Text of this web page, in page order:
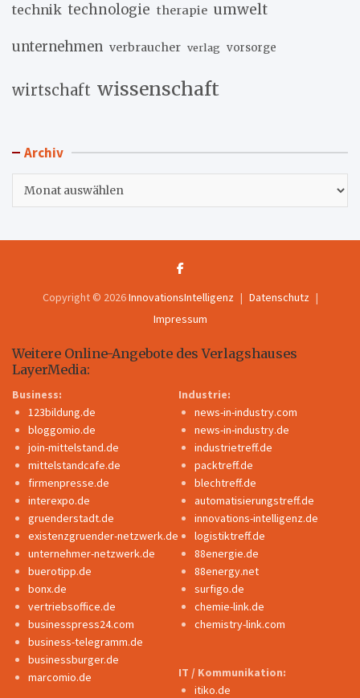
technik technologie therapie umwelt
unternehmen verbraucher verlag vorsorge
wirtschaft wissenschaft
Archiv
Copyright © 2026InnovationsIntelligenz
Datenschutz
Impressum
Weitere Online-Angebote des Verlagshauses
LayerMedia:
Business:
123bildung.de
bloggomio.de
join-mittelstand.de
mittelstandcafe.de
firmenpresse.de
interexpo.de
gruenderstadt.de
existenzgruender-netzwerk.de
unternehmer-netzwerk.de
buerotipp.de
bonx.de
vertriebsoffice.de
businesspress24.com
business-telegramm.de
businessburger.de
marcomio.de
Industrie:
news-in-industry.com
news-in-industry.de
industrietreff.de
packtreff.de
blechtreff.de
automatisierungstreff.de
innovations-intelligenz.de
logistiktreff.de
88energie.de
88energy.net
surfigo.de
chemie-link.de
chemistry-link.com
IT / Kommunikation:
itiko.de